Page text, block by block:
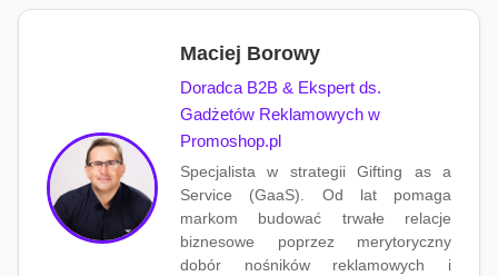
Maciej Borowy
Doradca B2B & Ekspert ds.
Gadżetów Reklamowych w
Promoshop.pl
Specjalista w strategii Gifting as a
Service (GaaS). Od lat pomaga
markom budować trwałe relacje
biznesowe poprzez merytoryczny
dobór nośników reklamowych i